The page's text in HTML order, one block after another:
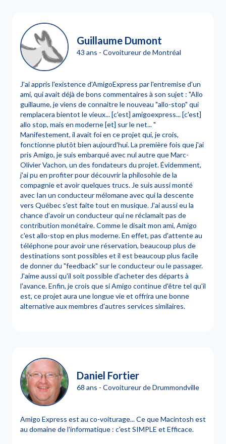
Guillaume Dumont
43 ans - Covoitureur de Montréal
J'ai appris l'existence d'AmigoExpress par l'entremise d'un
ami, qui avait déjà de bons commentaires à son sujet : "Allo
guillaume, je viens de connaitre le nouveau "allo-stop" qui
remplacera bientot le vieux... [c'est] amigoexpress... [c'est]
allo stop, mais en moderne [et] sur le net... "
Manifestement, il avait foi en ce projet qui, je crois,
fonctionne plutôt bien aujourd'hui. La première fois que j'ai
pris Amigo, je suis embarqué avec nul autre que Marc-
Olivier Vachon, un des fondateurs du projet. Évidemment,
j'ai pu en profiter pour découvrir la philosohie de la
compagnie et avoir quelques trucs. Je suis aussi monté
avec Ian un conducteur mélomane avec qui la descente
vers Québec s'est faite tout en musique. J'ai aussi eu la
chance d'avoir un conducteur qui ne réclamait pas de
contribution monétaire. Comme le disait mon ami, Amigo
c'est allo-stop en plus moderne. En effet, pas d'attente au
téléphone pour avoir une réservation, beaucoup plus de
destinations sont possibles et il est beaucoup plus facile
de donner du "feedback" sur le conducteur ou le passager.
J'aime aussi qu'il soit possible d'acheter des départs à
l'avance. Enfin, je crois que si Amigo continue d'être tel qu'il
est, ce projet aura une longue vie et offrira une bonne
alternative aux membres d'autres services similaires.
Daniel Fortier
68 ans - Covoitureur de Drummondville
Amigo Express est au co-voiturage... Ce que Macintosh est
au domaine de l'informatique : c'est SIMPLE et Efficace.